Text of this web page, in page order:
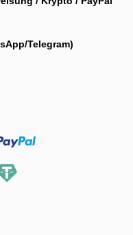
Telegram)